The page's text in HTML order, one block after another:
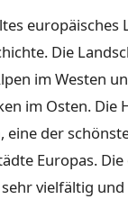
europäisches
Die
im Westen
im Osten. Die
eine der
Europas.
vielfältig